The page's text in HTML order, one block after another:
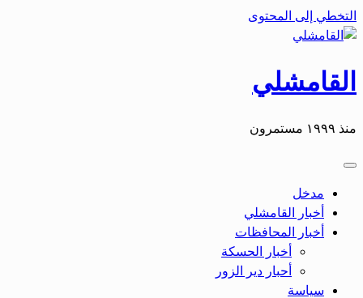
التخطي إلى المحتوى
القامشلي
منذ ١٩٩٩ مستمرون
مدخل
أخبار القامشلي
أخبار المحافظات
أخبار الحسكة
أحبار دير الزور
سياسة